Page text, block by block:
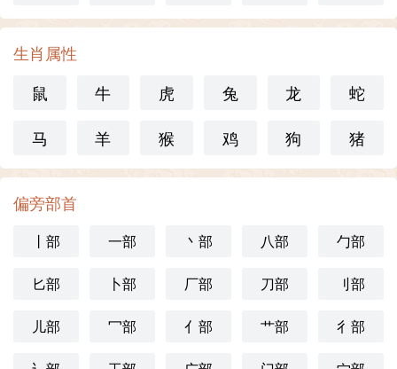
生肖属性
鼠
牛 虎 兔 龙
蛇
马
羊 猴 鸡 狗 猪
偏旁部首
丨部 一部 丶部 八部 勹部
匕部 卜部 厂部 刀部 刂部
儿部 冖部 亻部 艹部 彳部